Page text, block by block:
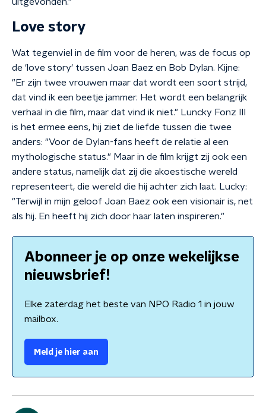
Love story
Wat tegenviel in de film voor de heren, was de focus op
de 'love story' tussen Joan Baez en Bob Dylan. Kijne:
"Er zijn twee vrouwen maar dat wordt een soort strijd,
dat vind ik een beetje jammer. Het wordt een belangrijk
verhaal in die film, maar dat vind ik niet." Luncky Fonz III
is het ermee eens, hij ziet de liefde tussen die twee
anders: "Voor de Dylan-fans heeft de relatie al een
mythologische status." Maar in de film krijgt zij ook een
andere status, namelijk dat zij die akoestische wereld
representeert, die wereld die hij achter zich laat. Lucky:
"Terwijl in mijn geloof Joan Baez ook een visionair is, net
als hij. En heeft hij zich door haar laten inspireren."
Abonneer je op onze wekelijkse
nieuwsbrief!
Elke zaterdag het beste van NPO Radio 1 in jouw
mailbox.
Meld je hier aan